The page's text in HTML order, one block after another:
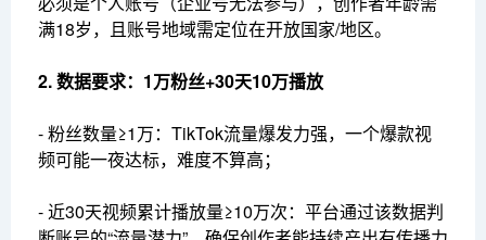
满18岁，且账号地域需定位在开放国家/地区。
2. 数据要求：1万粉丝+30天10万播放
- 粉丝数量≥1万：TikTok流量爆发力强，一个爆款视
频可能一夜达标，难度不算高；
- 近30天视频累计播放量≥10万次：平台通过该数据判